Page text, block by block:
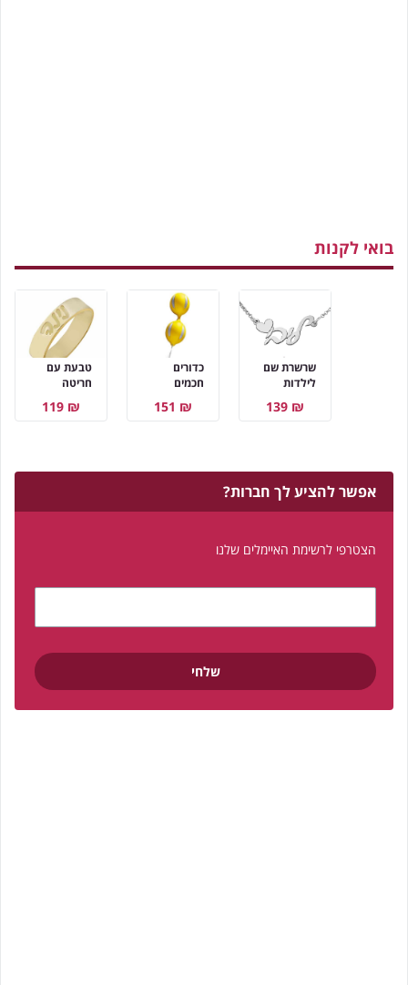
בואי לקנות
טבעת עם
חריטה
₪ 119
כדורים
חכמים
₪ 151
שרשרת שם
לילדות
₪ 139
אפשר להציע לך חברות?
הצטרפי לרשימת האיימלים שלנו